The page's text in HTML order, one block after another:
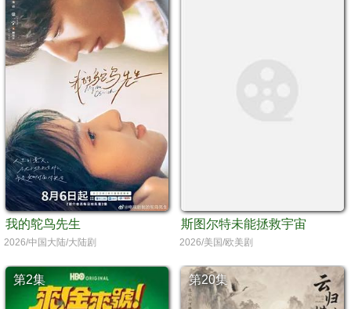
我的鸵鸟先生
2026/中国大陆/大陆剧
斯图尔特未能拯救宇宙
2026/美国/欧美剧
第2集 第20集